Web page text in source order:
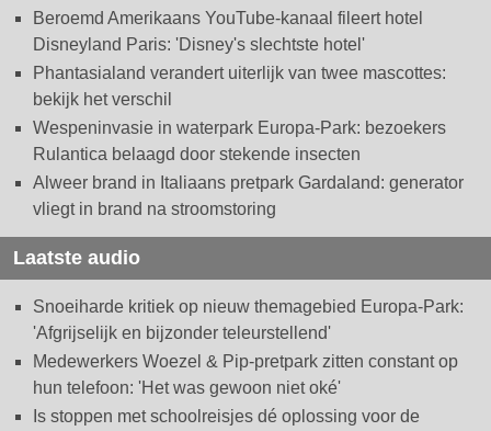
Beroemd Amerikaans YouTube-kanaal fileert hotel
Disneyland Paris: 'Disney's slechtste hotel'
Phantasialand verandert uiterlijk van twee mascottes:
bekijk het verschil
Wespeninvasie in waterpark Europa-Park: bezoekers
Rulantica belaagd door stekende insecten
Alweer brand in Italiaans pretpark Gardaland: generator
vliegt in brand na stroomstoring
Laatste audio
Snoeiharde kritiek op nieuw themagebied Europa-Park:
'Afgrijselijk en bijzonder teleurstellend'
Medewerkers Woezel & Pip-pretpark zitten constant op
hun telefoon: 'Het was gewoon niet oké'
Is stoppen met schoolreisjes dé oplossing voor de